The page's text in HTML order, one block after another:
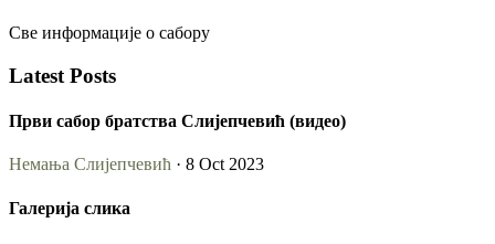
Све информације о сабору
Latest Posts
Први сабор братства Слијепчевић (видео)
Немања Слијепчевић · 8 Oct 2023
Галерија слика